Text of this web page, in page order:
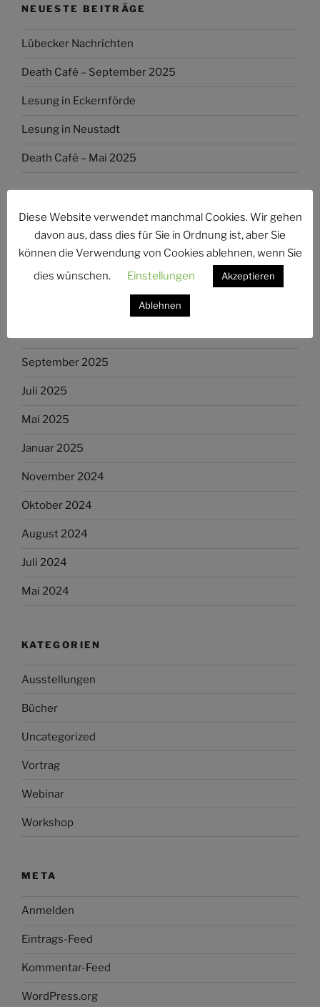
NEUESTE BEITRÄGE
Lübecker Nachrichten
Death Café – September 2025
Lesung in Eckernförde
Lesung in Neustadt
Death Café – Mai 2025
NEUESTE KOMMENTARE
ARCHIV
September 2025
Juli 2025
Mai 2025
Januar 2025
November 2024
Oktober 2024
August 2024
Juli 2024
Mai 2024
KATEGORIEN
Ausstellungen
Bücher
Uncategorized
Vortrag
Webinar
Workshop
META
Anmelden
Eintrags-Feed
Kommentar-Feed
WordPress.org
Diese Website verwendet manchmal Cookies. Wir gehen
davon aus, dass dies für Sie in Ordnung ist, aber Sie
können die Verwendung von Cookies ablehnen, wenn Sie
dies wünschen.
Einstellungen Akzeptieren
Ablehnen